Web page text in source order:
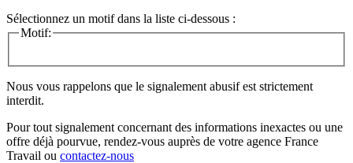
Sélectionnez un motif dans la liste ci-dessous :
Motif:
Nous vous rappelons que le signalement abusif est strictement
interdit.
Pour tout signalement concernant des informations inexactes ou une
offre déjà pourvue, rendez-vous auprès de votre agence France
Travail ou contactez-nous